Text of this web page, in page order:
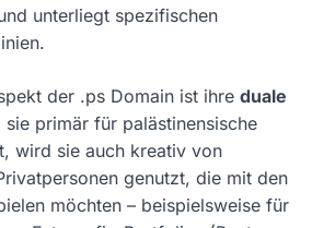
unterliegt spezifischen
der .ps Domain ist ihre duale
sie primär für palästinensische
wird sie auch kreativ von
genutzt, die mit den
möchten – beispielsweise für